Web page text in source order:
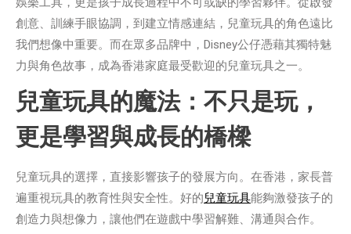
創意、訓練手眼協調，到建立情感連結，兒童玩具的角色遠比
我們想像中重要。而在眾多品牌中，Disney公仔憑藉其獨特魅
力與角色故事，成為香港家庭最受歡迎的兒童玩具之一。
兒童玩具的魔法：不只是玩，
更是學習與成長的橋樑
兒童玩具的選擇，直接影響孩子的發展方向。在香港，家長普
遍重視玩具的教育性與安全性。好的兒童玩具能夠激發孩子的
創造力與想像力，讓他們在遊戲中學習解難、溝通與合作。